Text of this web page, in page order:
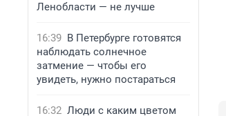
Ленобласти — не лучше
16:39 В Петербурге готовятся
наблюдать солнечное
затмение — чтобы его
увидеть, нужно постараться
16:32 Люди с каким цветом